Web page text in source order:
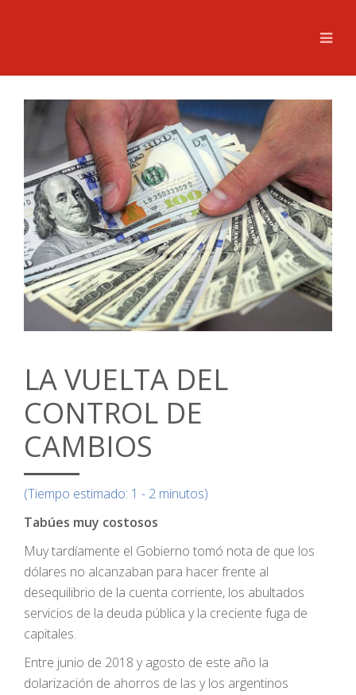
LA VUELTA DEL
CONTROL DE
CAMBIOS
(Tiempo estimado: 1 - 2 minutos)
Tabúes muy costosos
Muy tardíamente el Gobierno tomó nota de que los
dólares no alcanzaban para hacer frente al
desequilibrio de la cuenta corriente, los abultados
servicios de la deuda pública y la creciente fuga de
capitales.
Entre junio de 2018 y agosto de este año la
dolarización de ahorros de las y los argentinos